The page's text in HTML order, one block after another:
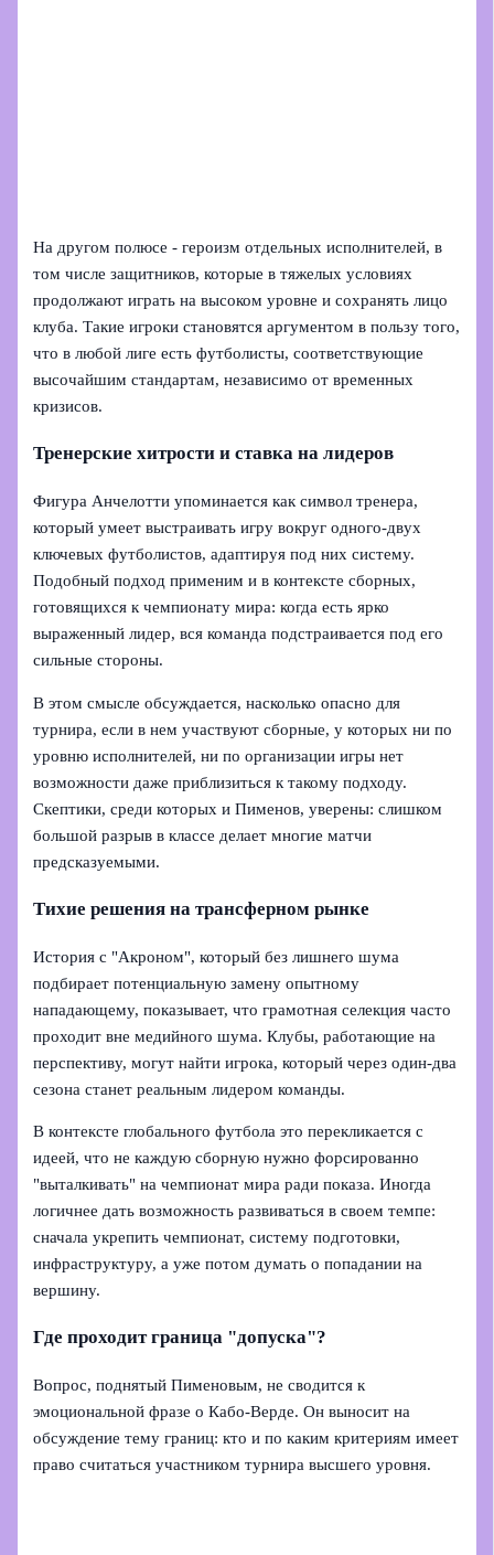
На другом полюсе - героизм отдельных исполнителей, в
том числе защитников, которые в тяжелых условиях
продолжают играть на высоком уровне и сохранять лицо
клуба. Такие игроки становятся аргументом в пользу того,
что в любой лиге есть футболисты, соответствующие
высочайшим стандартам, независимо от временных
кризисов.
Тренерские хитрости и ставка на лидеров
Фигура Анчелотти упоминается как символ тренера,
который умеет выстраивать игру вокруг одного-двух
ключевых футболистов, адаптируя под них систему.
Подобный подход применим и в контексте сборных,
готовящихся к чемпионату мира: когда есть ярко
выраженный лидер, вся команда подстраивается под его
сильные стороны.
В этом смысле обсуждается, насколько опасно для
турнира, если в нем участвуют сборные, у которых ни по
уровню исполнителей, ни по организации игры нет
возможности даже приблизиться к такому подходу.
Скептики, среди которых и Пименов, уверены: слишком
большой разрыв в классе делает многие матчи
предсказуемыми.
Тихие решения на трансферном рынке
История с "Акроном", который без лишнего шума
подбирает потенциальную замену опытному
нападающему, показывает, что грамотная селекция часто
проходит вне медийного шума. Клубы, работающие на
перспективу, могут найти игрока, который через один-два
сезона станет реальным лидером команды.
В контексте глобального футбола это перекликается с
идеей, что не каждую сборную нужно форсированно
"выталкивать" на чемпионат мира ради показа. Иногда
логичнее дать возможность развиваться в своем темпе:
сначала укрепить чемпионат, систему подготовки,
инфраструктуру, а уже потом думать о попадании на
вершину.
Где проходит граница "допуска"?
Вопрос, поднятый Пименовым, не сводится к
эмоциональной фразе о Кабо-Верде. Он выносит на
обсуждение тему границ: кто и по каким критериям имеет
право считаться участником турнира высшего уровня.